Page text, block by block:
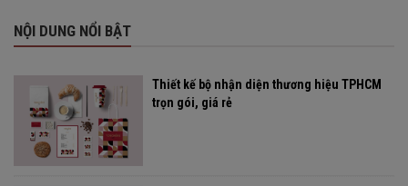
NỘI DUNG NỔI BẬT
Thiết kế bộ nhận diện thương hiệu TPHCM
trọn gói, giá rẻ